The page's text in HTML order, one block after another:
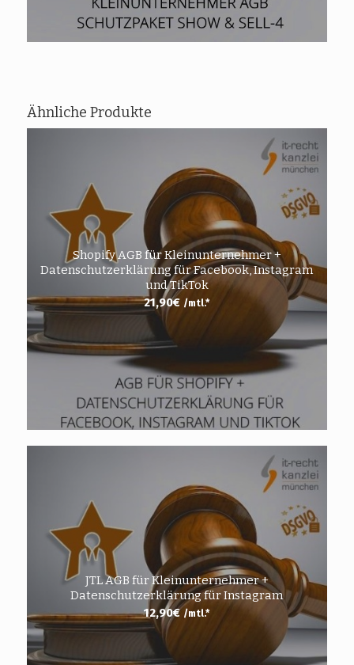
Ähnliche Produkte
Shopify AGB für Kleinunternehmer +
Datenschutzerklärung für Facebook, Instagram
und TikTok
21,90€ /mtl.*
JTL AGB für Kleinunternehmer +
Datenschutzerklärung für Instagram
12,90€ /mtl.*